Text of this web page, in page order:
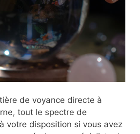
de voyance directe à
tout le spectre de
votre disposition si vous avez